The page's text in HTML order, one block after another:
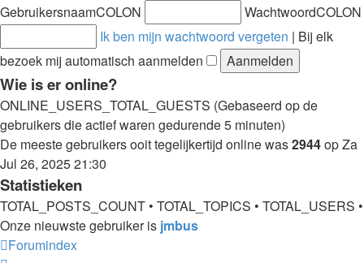
GebruikersnaamCOLON
WachtwoordCOLON
Ik ben mijn wachtwoord vergeten | Bij elk
bezoek mij automatisch aanmelden
Wie is er online?
ONLINE_USERS_TOTAL_GUESTS (Gebaseerd op de
gebruikers die actief waren gedurende 5 minuten)
De meeste gebruikers ooit tegelijkertijd online was2944op Za
Jul 26, 2025 21:30
Statistieken
TOTAL_POSTS_COUNT • TOTAL_TOPICS • TOTAL_USERS •
Onze nieuwste gebruiker is jmbus
Forumindex